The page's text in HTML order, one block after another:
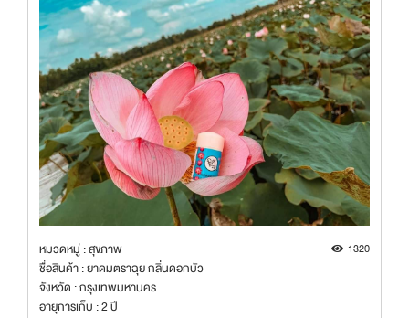
หมวดหมู่ : สุขภาพ 1320
ชื่อสินค้า : ยาดมตราฉุย กลิ่นดอกบัว
จังหวัด : กรุงเทพมหานคร
อายุการเก็บ : 2 ปี